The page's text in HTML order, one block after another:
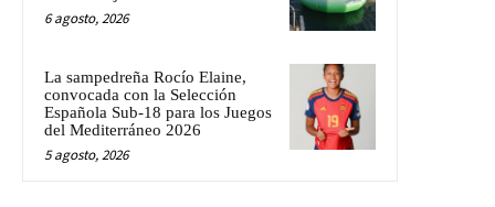
6 agosto, 2026
La sampedreña Rocío Elaine,
convocada con la Selección
Española Sub-18 para los Juegos
del Mediterráneo 2026
5 agosto, 2026